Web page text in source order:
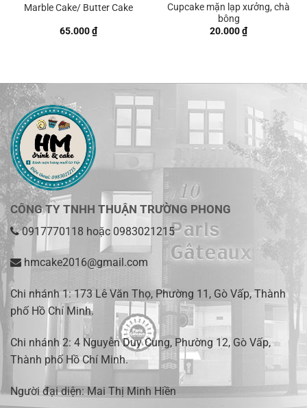
Marble Cake/ Butter Cake
65.000₫
Cupcake mặn lạp xưởng, chà
bông
20.000₫
CÔNG TY TNHH THUẬN TRƯỜNG PHONG
0917770118 hoặc 0983021215
hmcake2016@gmail.com
Chi nhánh 1:173 Lê Văn Thọ, Phường 11, Gò Vấp, Thành
phố Hồ Chí Minh.
Chi nhánh 2: 4 Nguyễn Duy Cung, Phường 12, Gò Vấp,
Thành phố Hồ Chí Minh.
Người đại diện: Mai Thị Minh Hiền